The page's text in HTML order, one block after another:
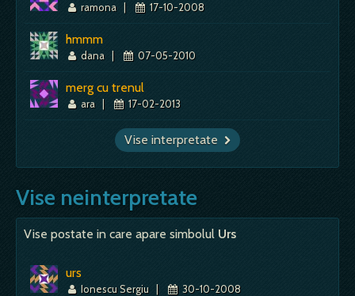
ramona | 17-10-2008
hmmm
dana | 07-05-2010
merg cu trenul
ara | 17-02-2013
Vise interpretate
Vise neinterpretate
Vise postate in care apare simbolul Urs
urs
Ionescu Sergiu | 30-10-2008